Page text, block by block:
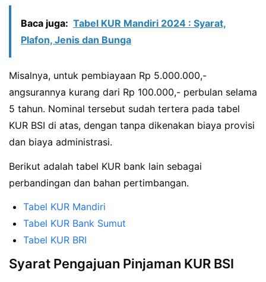
Baca juga: Tabel KUR Mandiri 2024 : Syarat,
Plafon, Jenis dan Bunga
Misalnya, untuk pembiayaan Rp 5.000.000,-
angsurannya kurang dari Rp 100.000,- perbulan selama
5 tahun. Nominal tersebut sudah tertera pada tabel
KUR BSI di atas, dengan tanpa dikenakan biaya provisi
dan biaya administrasi.
Berikut adalah tabel KUR bank lain sebagai
perbandingan dan bahan pertimbangan.
Tabel KUR Mandiri
Tabel KUR Bank Sumut
Tabel KUR BRI
Syarat Pengajuan Pinjaman KUR BSI